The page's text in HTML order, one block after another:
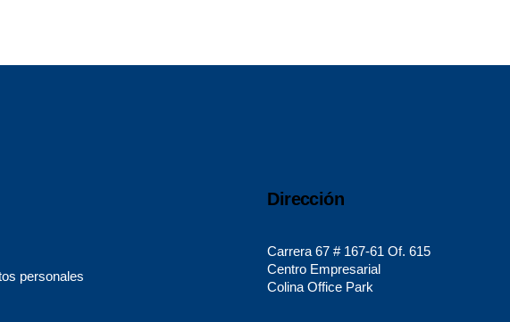
personales
Dirección
Carrera 67 # 167-61 Of. 615
Centro Empresarial
Colina Office Park